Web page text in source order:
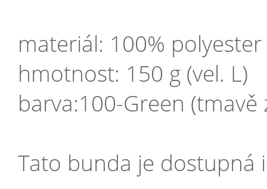
materiál: 100% polyester
hmotnost: 150 g (vel. L)
barva:100-Green (tmavě
Tato bunda je dostupná